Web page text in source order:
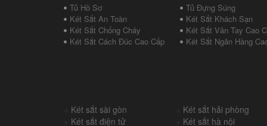
Tủ Hồ Sơ
Tủ Đựng Súng
Két Sắt An Toàn
Két Sắt Khách Sạn
Két Sắt Chống Cháy
Két Sắt Vân Tay Cao
Két Sắt Cách Đúc Cao Cấp
Két Sắt Ngân Hàng
Két sắt sài gòn Két sắt hải phòng
Két sắt điện tử Két sắt hà nội